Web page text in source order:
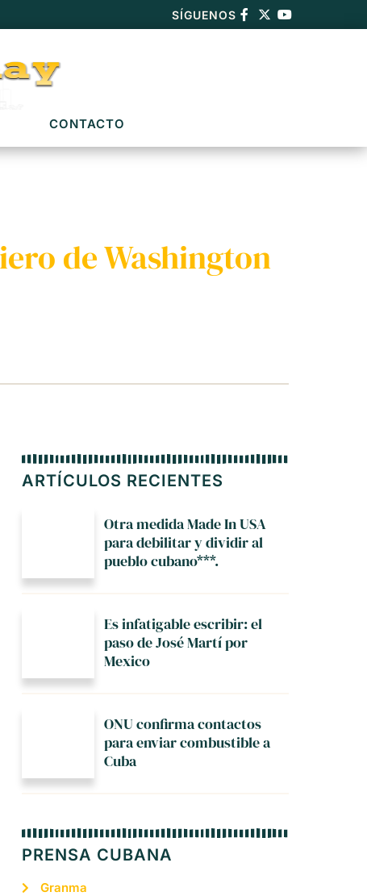
SÍGUENOS
CONTACTO
de Washington
ARTÍCULOS RECIENTES
Otra medida Made In USA
para debilitar y dividir al
pueblo cubano***.
Es infatigable escribir: el
paso de José Martí por
Mexico
ONU confirma contactos
para enviar combustible a
Cuba
PRENSA CUBANA
Granma